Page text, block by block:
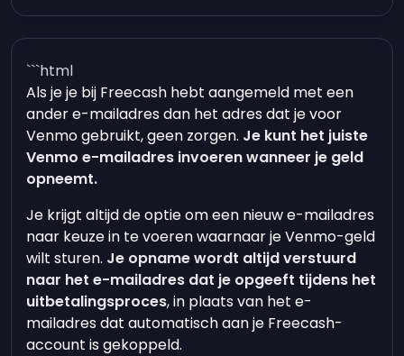
```html
Als je je bij Freecash hebt aangemeld met een
ander e-mailadres dan het adres dat je voor
Venmo gebruikt, geen zorgen. Je kunt het juiste
Venmo e-mailadres invoeren wanneer je geld
opneemt.
Je krijgt altijd de optie om een nieuw e-mailadres
naar keuze in te voeren waarnaar je Venmo-geld
wilt sturen. Je opname wordt altijd verstuurd
naar het e-mailadres dat je opgeeft tijdens het
uitbetalingsproces, in plaats van het e-
mailadres dat automatisch aan je Freecash-
account is gekoppeld.